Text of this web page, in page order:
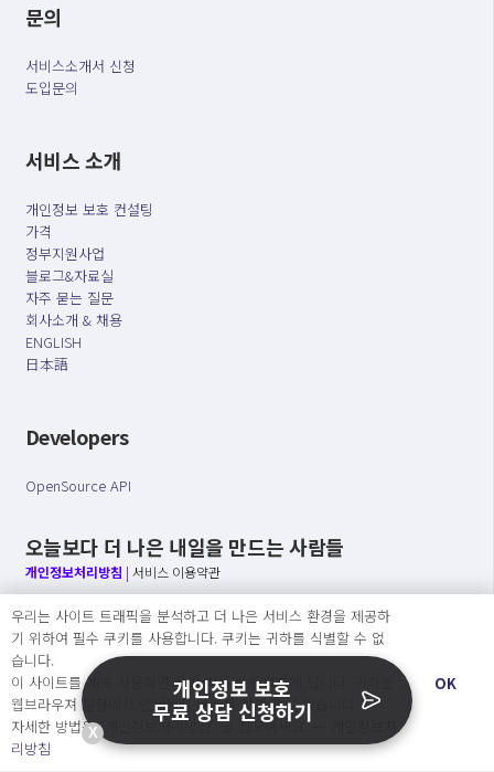
문의
서비스소개서 신청
도입문의
서비스 소개
개인정보 보호 컨설팅
가격
정부지원사업
블로그&자료실
자주 묻는 질문
회사소개 & 채용
ENGLISH
日本語
Developers
OpenSource API
오늘보다 더 나은 내일을 만드는 사람들
개인정보처리방침 | 서비스 이용약관
○ 개인정보보호 컴플라이언스를 선도하겠습니다.
○ 정보주체의 권리를 보장하겠습니다.
○ 기업의 개인정보보호를 위한 효율적 관리를 보장하겠습니다.
Copyright Ⓒ
우리는 사이트 트래픽을 분석하고 더 나은 서비스 환경을 제공하
기 위하여 필수 쿠키를 사용합니다. 쿠키는 귀하를 식별할 수 없
습니다.
이 사이트를 계속 사용하면 쿠키 사용에 동의하게 됩니다. 귀하는
웹브라우져 설정에서 언제든지 쿠키를 삭제 할 수있습니다.
자세한 방법은 “개인정보처리방침” 을 참고하세요. →
리방침
OK
X
개인정보 보호
무료 상담 신청하기